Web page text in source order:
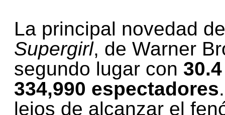
La principal novedad
Supergirl, de Warner
segundo lugar con
334,990 espectadores
lejos de alcanzar el